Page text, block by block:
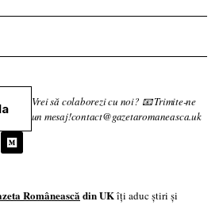
Vrei să colaborezi cu noi? 📧 Trimite-ne
un mesaj!contact@gazetaromaneasca.uk
Româneascădin UKîți aduc știri și